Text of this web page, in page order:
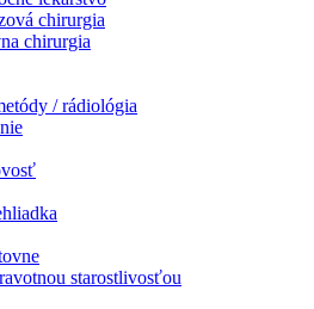
chirurgia
chirurgia
/ rádiológia
starostlivosťou